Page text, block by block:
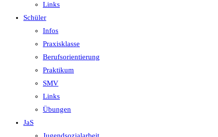
Links
Schüler
Infos
Praxisklasse
Berufsorientierung
Praktikum
SMV
Links
Übungen
JaS